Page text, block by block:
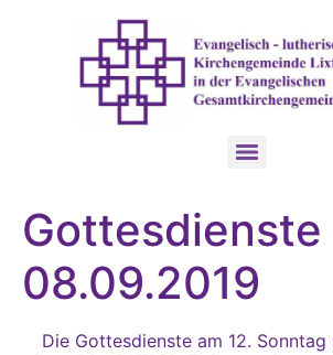
Gottesdienste
08.09.2019
Die Gottesdienste am 12. Sonntag